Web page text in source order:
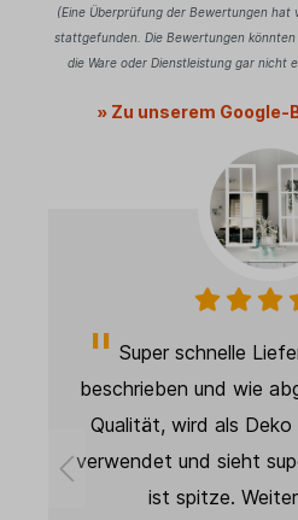
(Eine Überprüfung der Bewertungen
stattgefunden. Die Bewertungen
die Ware oder Dienstleistung gar nicht
» Zu unserem
Super schnelle
beschrieben und wie
Qualität, wird als Deko
verwendet und sieht
ist spitze. Weiter